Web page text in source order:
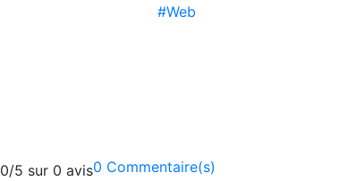
#Web
0 Commentaire(s)
0/5 sur 0 avis